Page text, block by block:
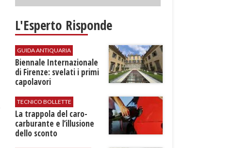
L'Esperto Risponde
GUIDA ANTIQUARIA
Biennale Internazionale
di Firenze: svelati i primi
capolavori
TECNICO BOLLETTE
​La trappola del caro-
carburante e l’illusione
dello sconto